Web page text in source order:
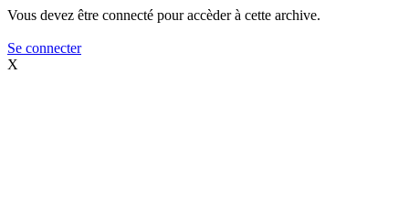
Vous devez être connecté pour accèder à cette archive.
Se connecter
X